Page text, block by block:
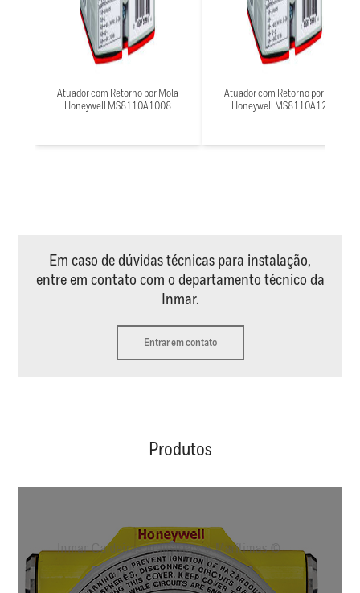
Atuador com Retorno por Mola
Honeywell MS8110A1008
Atuador com Retorno por Mola
Honeywell MS8110A1206
Em caso de dúvidas técnicas para instalação,
entre em contato com o departamento técnico da
Inmar.
Entrar em contato
Produtos